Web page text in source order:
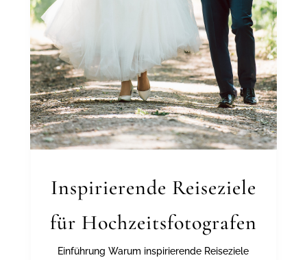
Inspirierende Reiseziele
für Hochzeitsfotografen
Einführung Warum inspirierende Reiseziele